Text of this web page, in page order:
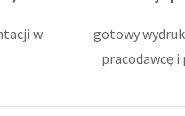
w
gotowy
pracodawcę